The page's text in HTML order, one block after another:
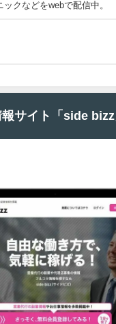
クなどをwebで配信中。
サイト「side bizz